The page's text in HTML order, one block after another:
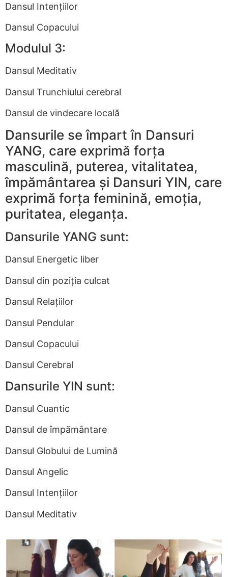
Dansul Intențiilor
Dansul Copacului
Modulul 3:
Dansul Meditativ
Dansul Trunchiului cerebral
Dansul de vindecare locală
Dansurile se împart în Dansuri
YANG, care exprimă forța
masculină, puterea, vitalitatea,
împământarea și Dansuri YIN, care
exprimă forța feminină, emoția,
puritatea, eleganța.
Dansurile YANG sunt:
Dansul Energetic liber
Dansul din poziția culcat
Dansul Relațiilor
Dansul Pendular
Dansul Copacului
Dansul Cerebral
Dansurile YIN sunt:
Dansul Cuantic
Dansul de împământare
Dansul Globului de Lumină
Dansul Angelic
Dansul Intențiilor
Dansul Meditativ